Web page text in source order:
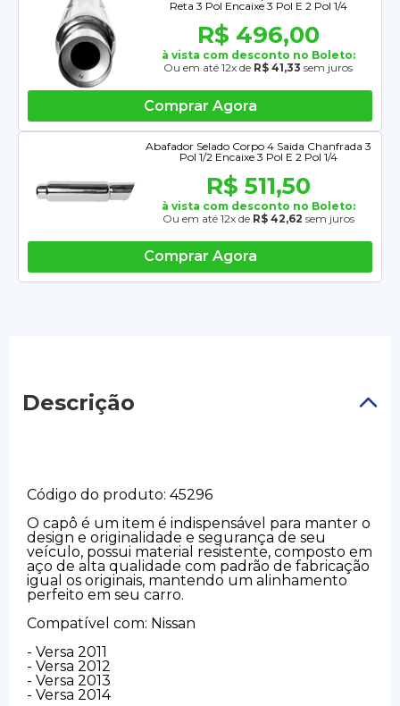
Reta 3 Pol Encaixe 3 Pol E 2 Pol 1/4
R$ 496,00
à vista com desconto no Boleto:
Ou em até 12x de R$ 41,33 sem juros
Comprar Agora
Abafador Selado Corpo 4 Saida Chanfrada 3
Pol 1/2 Encaixe 3 Pol E 2 Pol 1/4
R$ 511,50
à vista com desconto no Boleto:
Ou em até 12x de R$ 42,62 sem juros
Comprar Agora
Descrição
Código do produto: 45296
O capô é um item é indispensável para manter o
design e originalidade e segurança de seu
veículo, possui material resistente, composto em
aço de alta qualidade com padrão de fabricação
igual os originais, mantendo um alinhamento
perfeito em seu carro.
Compatível com: Nissan
- Versa 2011
- Versa 2012
- Versa 2013
- Versa 2014